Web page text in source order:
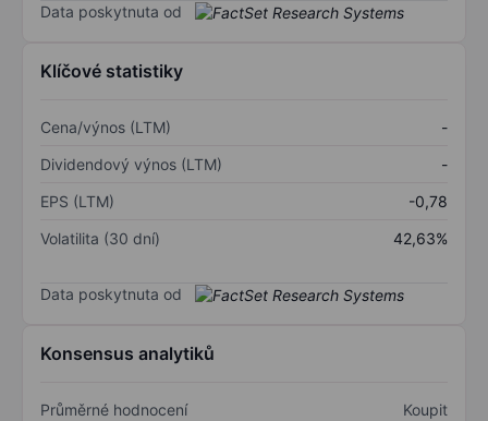
Data poskytnuta od
Klíčové statistiky
Cena/výnos (LTM)
-
Dividendový výnos (LTM)
-
EPS (LTM)
-0,78
Volatilita (30 dní)
42,63%
Data poskytnuta od
Konsensus analytiků
Průměrné hodnocení Koupit